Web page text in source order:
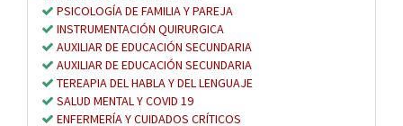
PSICOLOGÍA DE FAMILIA Y PAREJA
INSTRUMENTACIÓN QUIRURGICA
AUXILIAR DE EDUCACIÓN SECUNDARIA
AUXILIAR DE EDUCACIÓN SECUNDARIA
TEREAPIA DEL HABLA Y DEL LENGUAJE
SALUD MENTAL Y COVID 19
ENFERMERÍA Y CUIDADOS CRÍTICOS